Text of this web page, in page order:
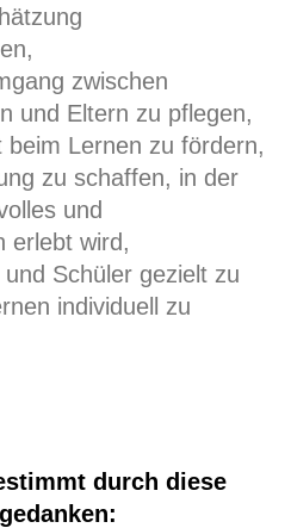
zwischen
und Eltern zu pflegen,
beim Lernen zu fördern,
zu schaffen, in der
und
erlebt wird,
Schüler gezielt zu
individuell zu
durch diese